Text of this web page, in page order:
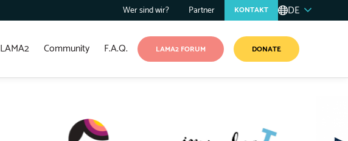
Wer sind wir? Partner KONTAKT DE
LAMA2 Community F.A.Q. LAMA2 FORUM DONATE